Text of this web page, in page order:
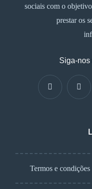
sociais com o
prestar os
Siga-
Termos e condições